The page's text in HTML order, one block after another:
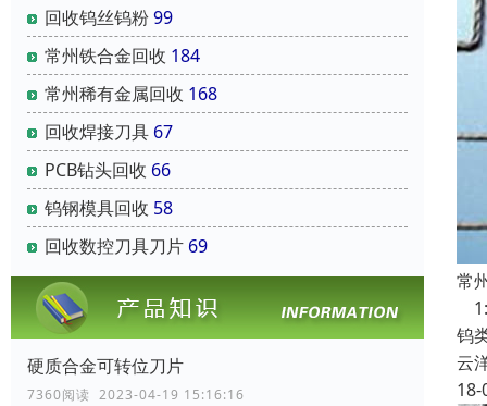
回收钨丝钨粉99
常州铁合金回收 184
常州稀有金属回收 168
回收焊接刀具 67
PCB钻头回收 66
钨钢模具回收 58
回收数控刀具刀片 69
硬质合金可转位刀片
7360阅读 2023-04-19 15:16:16
常
钨
云
18-